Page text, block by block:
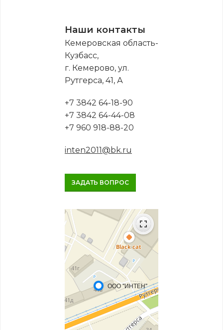
Наши контакты
Кемеровская область-
Кузбасс,
г. Кемерово, ул.
Рутгерса, 41, А
+7 3842 64-18-90
+7 3842 64-44-08
+7 960 918-88-20
inten2011@bk.ru
ЗАДАТЬ ВОПРОС